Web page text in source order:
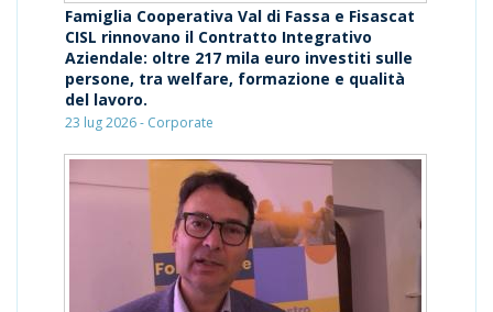
Famiglia Cooperativa Val di Fassa e Fisascat
CISL rinnovano il Contratto Integrativo
Aziendale: oltre 217 mila euro investiti sulle
persone, tra welfare, formazione e qualità
del lavoro.
23 lug 2026 - Corporate